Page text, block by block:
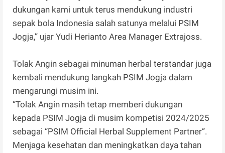
dukungan kami untuk terus mendukung industri
sepak bola Indonesia salah satunya melalui PSIM
Jogja,” ujar Yudi Herianto Area Manager Extrajoss.
Tolak Angin sebagai minuman herbal terstandar juga
kembali mendukung langkah PSIM Jogja dalam
mengarungi musim ini.
“Tolak Angin masih tetap memberi dukungan
kepada PSIM Jogja di musim kompetisi 2024/2025
sebagai “PSIM Official Herbal Supplement Partner”.
Menjaga kesehatan dan meningkatkan daya tahan